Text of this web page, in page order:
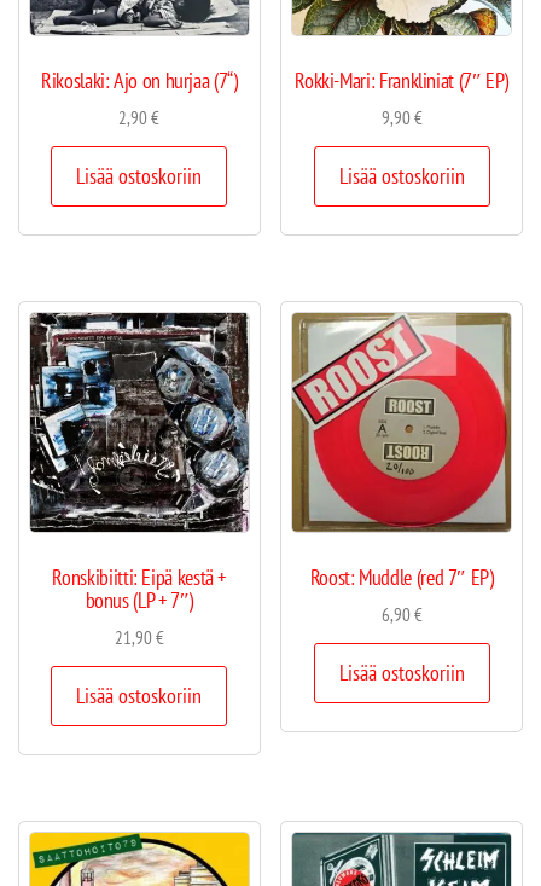
Rikoslaki: Ajo on hurjaa (7“)
2,90€
Lisää ostoskoriin
Rokki-Mari: Frankliniat (7″ EP)
9,90€
Lisää ostoskoriin
Ronskibiitti: Eipä kestä +
bonus (LP + 7″)
21,90€
Lisää ostoskoriin
Roost: Muddle (red 7″ EP)
6,90€
Lisää ostoskoriin